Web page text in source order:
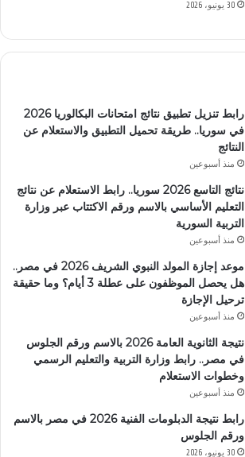
30 يونيو، 2026
رابط تنزيل تطبيق نتائج امتحانات البكالوريا 2026
في سوريا.. طريقة تحميل التطبيق والاستعلام عن
النتائج
منذ أسبوعين
نتائج التاسع 2026 سوريا.. رابط الاستعلام عن نتائج
التعليم الأساسي بالاسم ورقم الاكتتاب عبر وزارة
التربية السورية
منذ أسبوعين
موعد إجازة المولد النبوي الشريف 2026 في مصر..
هل يحصل الموظفون على عطلة 3 أيام؟ وما حقيقة
ترحيل الإجازة
منذ أسبوعين
نتيجة الثانوية العامة 2026 بالاسم ورقم الجلوس
في مصر.. رابط وزارة التربية والتعليم الرسمي
وخطوات الاستعلام
منذ أسبوعين
رابط نتيجة الدبلومات الفنية 2026 في مصر بالاسم
ورقم الجلوس
30 يونيو، 2026